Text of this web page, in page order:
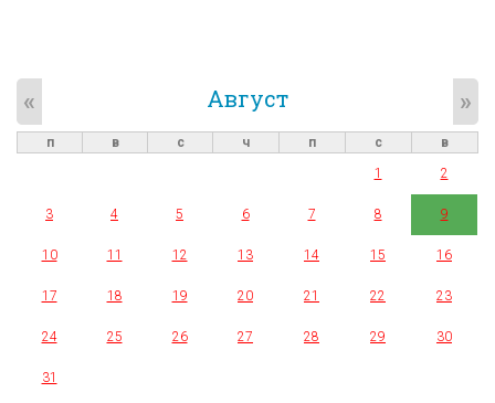
Август
« »
п в с ч п с
в
1
2
3 4 5 6 7 8 9
10 11 12 13 14 15 16
17 18 19 20 21 22 23
24 25 26 27 28 29 30
31